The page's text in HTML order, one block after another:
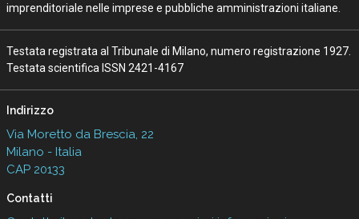
imprenditoriale nelle imprese e pubbliche amministrazioni italiane.
Testata registrata al Tribunale di Milano, numero registrazione 1927.
Testata scientifica ISSN 2421-4167
Indirizzo
Via Moretto da Brescia, 22
Milano - Italia
CAP 20133
Contatti